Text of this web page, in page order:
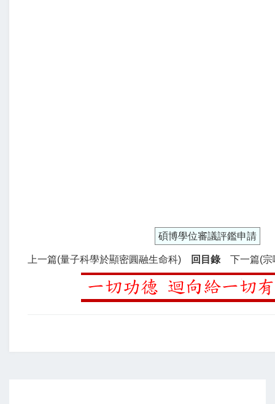
碩博學位審議評鑑申請
上一篇(量子科學於顯密圓融生命科) 回目錄 下一篇(